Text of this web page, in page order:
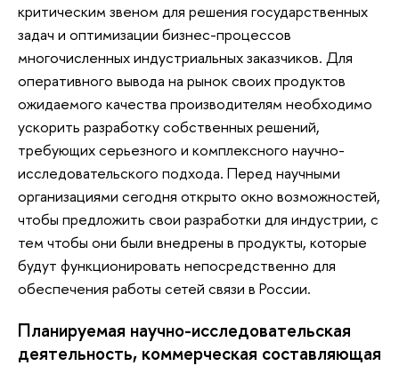
критическим звеном для решения государственных
задач и оптимизации бизнес-процессов
многочисленных индустриальных заказчиков. Для
оперативного вывода на рынок своих продуктов
ожидаемого качества производителям необходимо
ускорить разработку собственных решений,
требующих серьезного и комплексного научно-
исследовательского подхода. Перед научными
организациями сегодня открыто окно возможностей,
чтобы предложить свои разработки для индустрии, с
тем чтобы они были внедрены в продукты, которые
будут функционировать непосредственно для
обеспечения работы сетей связи в России.
Планируемая научно-исследовательская
деятельность, коммерческая составляющая